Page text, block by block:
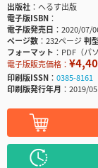
出版社
へるす出版
電子版ISBN
電子版発売日
2020/07/
ページ数
232ページ判型
フォーマット
PDF（パ
電子版販売価格：
印刷版ISSN
0385-8161
印刷版発行年月
2019/05